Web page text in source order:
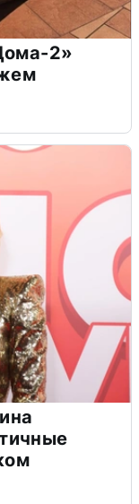
2»